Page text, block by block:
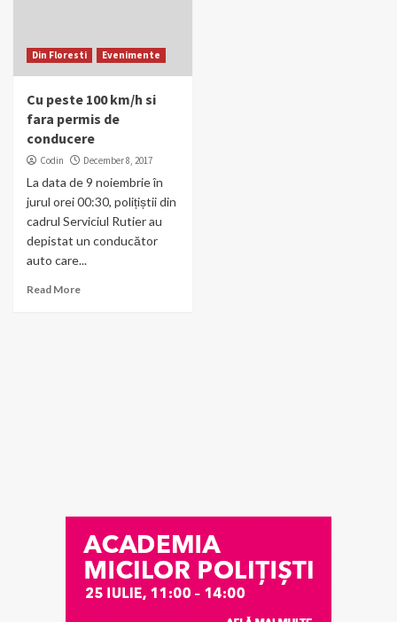
Din Floresti Evenimente
Cu peste 100 km/h si
fara permis de
conducere
Codin December 8, 2017
La data de 9 noiembrie în
jurul orei 00:30, polițiștii din
cadrul Serviciul Rutier au
depistat un conducător
auto care...
Read More